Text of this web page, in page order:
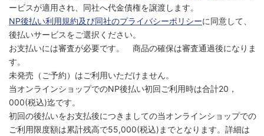
ービスが適用され、同社へ代金債権を譲渡します。
NP後払い利用規約及び同社のプライバシーポリシーに同意して、
後払いサービスをご選択ください。
お支払いには審査が必要です。 商品の確保は審査通過後になりま
す。
未発売（ご予約）はご利用いただけません。
当オンラインショップでのNP後払い初回ご利用時は合計20，
000(税込)迄です。
初回の後払いをお支払後につきましての当オンラインショップでの
ご利用限度額は累計残高で55,000(税込)までとなります。詳細は